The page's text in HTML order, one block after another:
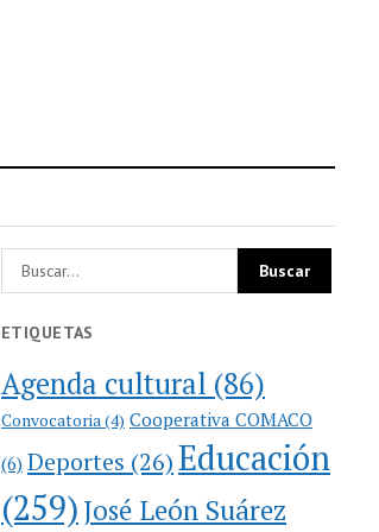
ETIQUETAS
Agenda cultural (86)
Convocatoria (4) Cooperativa COMACO
(6) Deportes (26)Educación
(259)José León Suárez